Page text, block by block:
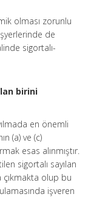
olması zorunlu
de
sigortalı-
birini
en önemli
(a) ve (c)
esas alınmıştır.
sigortalı sayılan
çıkmakta olup bu
işveren